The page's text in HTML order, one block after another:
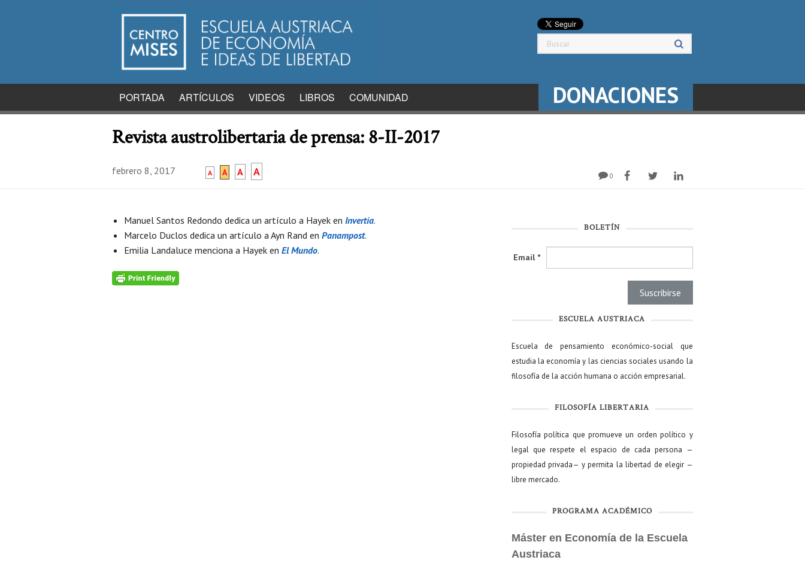
PORTADA ARTÍCULOS VIDEOS LIBROS COMUNIDAD DONACIONES
Revista austrolibertaria de prensa: 8-II-2017
febrero 8, 2017 A A A A 0
Manuel Santos Redondo dedica un artículo a Hayek en Invertia.
Marcelo Duclos dedica un artículo a Ayn Rand en Panampost.
Emilia Landaluce menciona a Hayek en El Mundo.
BOLETÍN
Email *
ESCUELA AUSTRIACA
Escuela de pensamiento económico-social que
estudia la economía y las ciencias sociales usando la
filosofía de la acción humana o acción empresarial.
FILOSOFÍA LIBERTARIA
Filosofía política que promueve un orden político y
legal que respete el espacio de cada persona —
propiedad privada— y permita la libertad de elegir —
libre mercado.
PROGRAMA ACADÉMICO
Máster en Economía de la Escuela
Austriaca